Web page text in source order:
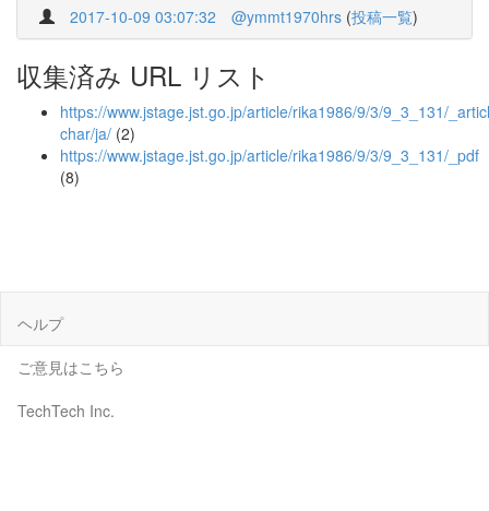
2017-10-09 03:07:32 @ymmt1970hrs (投稿一覧)
収集済み URL リスト
https://www.jstage.jst.go.jp/article/rika1986/9/3/9_3_131/
char/ja/ (2)
https://www.jstage.jst.go.jp/article/rika1986/9/3/9_3_131/_pdf
(8)
ヘルプ
ご意見はこちら
TechTech Inc.